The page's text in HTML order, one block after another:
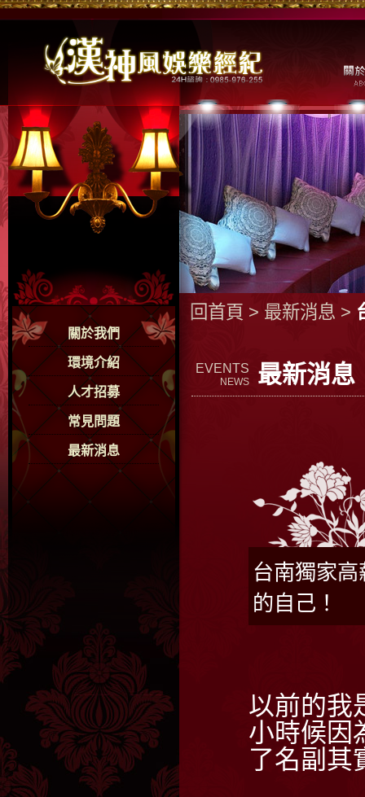
關於我們
環境介紹
人才招募
常見問題
最新消息
回首頁 > 最新消息 >
EVENTS
NEWS 最新消息
台南獨家
的自己！
以前的我
小時候因
了名副